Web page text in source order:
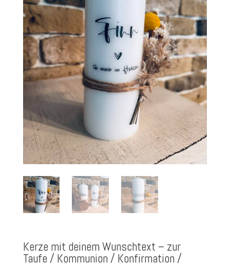
Kerze mit deinem Wunschtext – zur
Taufe / Kommunion / Konfirmation /